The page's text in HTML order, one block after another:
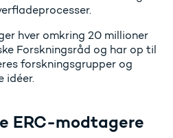
hver omkring 20 millioner
Forskningsråd og har op til
forskningsgrupper og
idéer.
ERC-modtagere